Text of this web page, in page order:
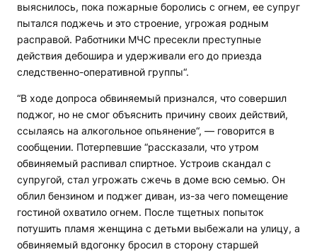
выяснилось, пока пожарные боролись с огнем, ее супруг
пытался поджечь и это строение, угрожая родным
расправой. Работники МЧС пресекли преступные
действия дебошира и удерживали его до приезда
следственно-оперативной группы“.
“В ходе допроса обвиняемый признался, что совершил
поджог, но не смог объяснить причину своих действий,
ссылаясь на алкогольное опьянение“, — говорится в
сообщении. Потерпевшие “рассказали, что утром
обвиняемый распивал спиртное. Устроив скандал с
супругой, стал угрожать сжечь в доме всю семью. Он
облил бензином и поджег диван, из-за чего помещение
гостиной охватило огнем. После тщетных попыток
потушить пламя женщина с детьми выбежали на улицу, а
обвиняемый вдогонку бросил в сторону старшей